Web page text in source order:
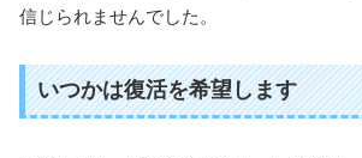
信じられませんでした。
いつかは復活を希望します